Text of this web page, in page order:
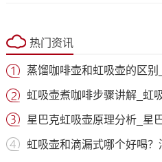
热门资讯
蒸馏咖啡壶和虹吸壶的区
虹吸壶煮咖啡步骤讲解_虹
星巴克虹吸壶原理分析_星
虹吸壶和滴漏式哪个好喝？